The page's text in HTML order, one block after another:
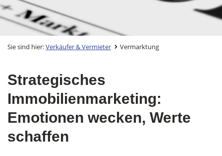
Sie sind hier:Verkäufer & Vermieter Vermarktung
Strategisches
Immobilienmarketing:
Emotionen wecken, Werte
schaffen